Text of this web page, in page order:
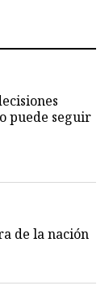
puede seguir
de la nación